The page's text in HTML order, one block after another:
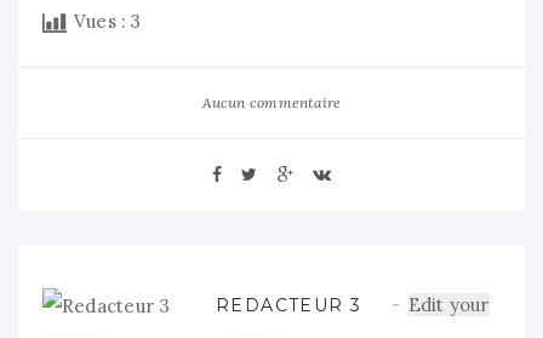
Vues : 3
Aucun commentaire
REDACTEUR 3
Edit your